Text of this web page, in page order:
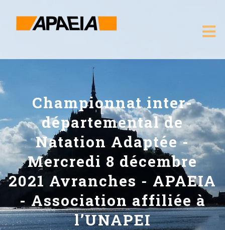
Championnat inter-
départemental de
Natation Adaptée -
Mercredi 8 décembre
2021 Avranches - APAEIA
- Association affiliée à
l’UNAPEI